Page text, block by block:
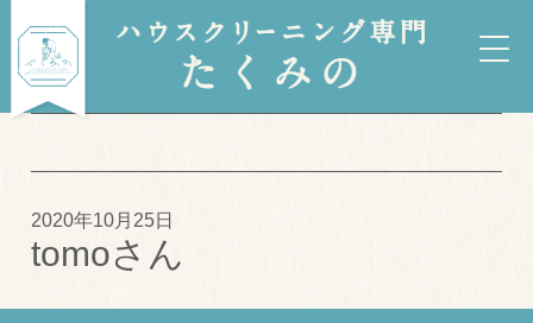
2020年10月25日
tomoさん